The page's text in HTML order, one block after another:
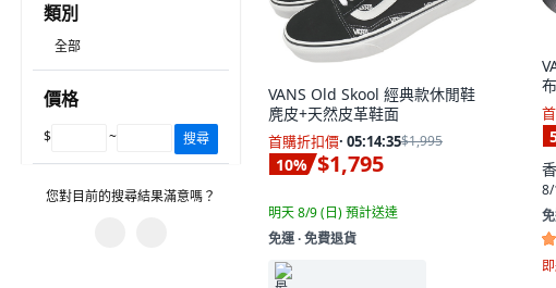
類別
全部
價格
$ ~ 搜尋
您對目前的搜尋結果滿意嗎？
VANS Old Skool 經典款休閒鞋
麂皮+天然皮革鞋面
首購折扣價· 05:14:33$1,995
10% $1,795
明天 8/9 (日)預計送達
免運 ∙ 免費退貨
8/